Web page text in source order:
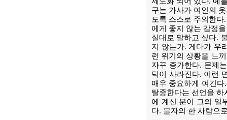
구는 가사가 여인의
도록 스스로 주의한
에게 좋지 않는 감정
실대로 말하고 싶다.
지 않는가. 게다가 우
런 위기의 상황을 느
자꾸 증가한다. 문제
덕이 사라진다. 이런
매우 중요하게 여긴
탈종한다는 선언을
에 계신 분이 그의 일
다. 불자의 한 사람으